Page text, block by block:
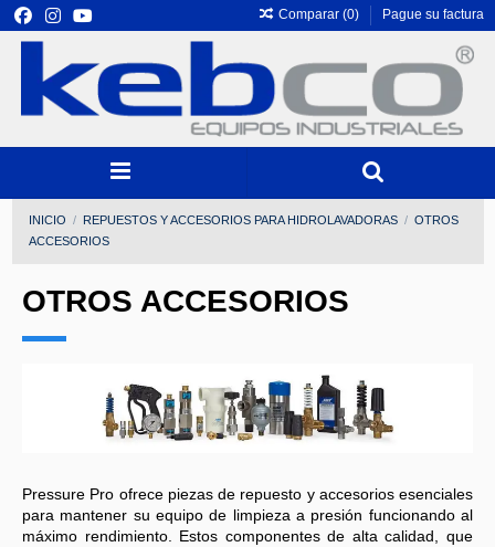
Comparar (0) Pague su factura
INICIO REPUESTOS Y ACCESORIOS PARA HIDROLAVADORAS
OTROS
ACCESORIOS
OTROS ACCESORIOS
Pressure Pro ofrece piezas de repuesto y accesorios esenciales
para mantener su equipo de limpieza a presión funcionando al
máximo rendimiento. Estos componentes de alta calidad, que